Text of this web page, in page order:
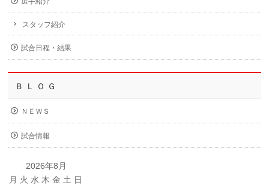
スタッフ紹介
試合日程・結果
Ｂ Ｌ Ｏ Ｇ
ＮＥＷＳ
試合情報
2026年8月
月 火 水 木 金 土 日